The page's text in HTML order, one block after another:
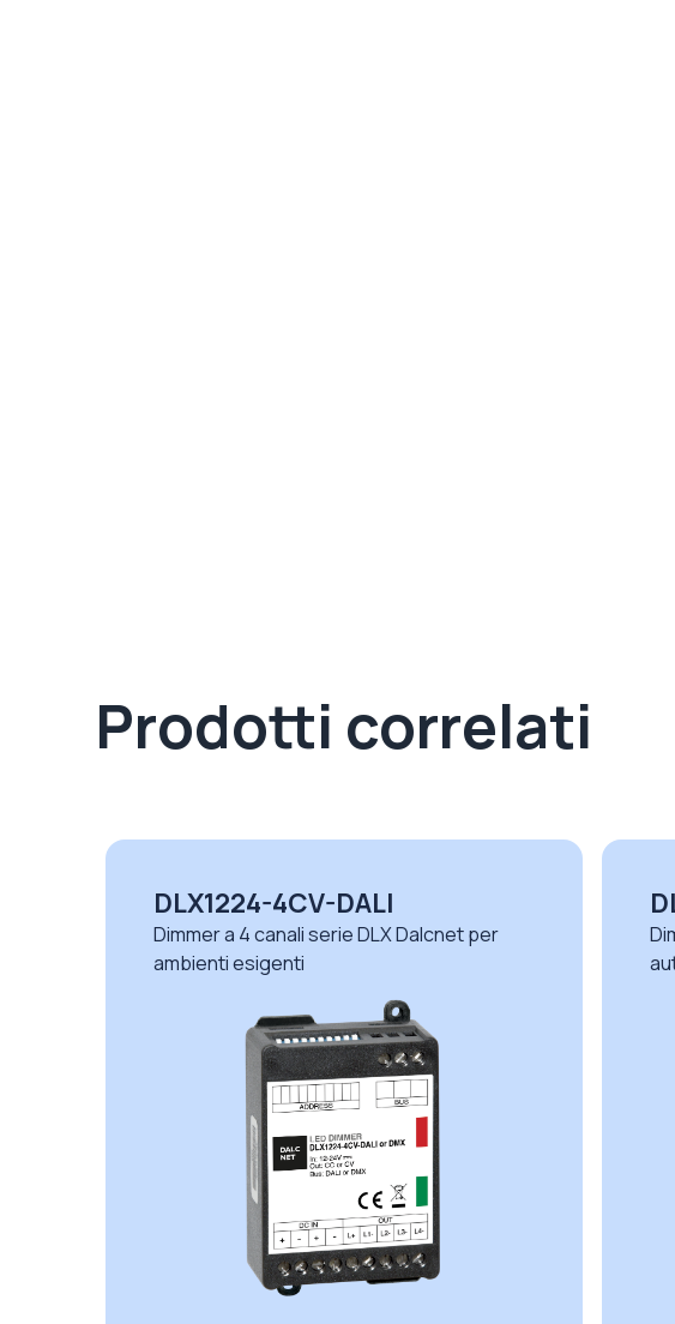
Prodotti correlati
DLD1248-4CV-DMX
Dimmer a 4 canali serie DLD Dalcnet per
automazione illuminazione